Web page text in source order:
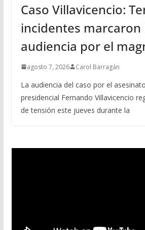
Caso Villavicencio:
incidentes marcaron
audiencia por el
agosto 7, 2026 Carol Barragán
La audiencia del caso por el
presidencial Fernando Villavicencio
de tensión este jueves durante la